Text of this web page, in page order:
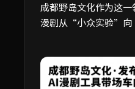
成都野岛文化作为这
漫剧从“小众实验”向